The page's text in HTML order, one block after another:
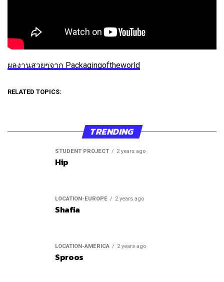
ผลงานสวยๆจาก Packagingoftheworld
RELATED TOPICS:
TRENDING
STUDENT PROJECT 2 years ago
Hip
LOCATION-EUROPE 2 years ago
Shafia
LOCATION-AMERICA 2 years ago
Sproos